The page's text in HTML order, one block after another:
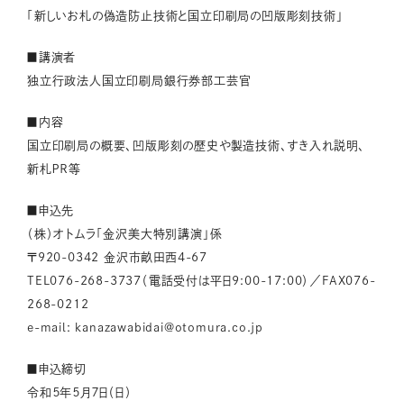
「新しいお札の偽造防止技術と国立印刷局の凹版彫刻技術」
■講演者
独立行政法人国立印刷局銀行券部工芸官
■内容
国立印刷局の概要、凹版彫刻の歴史や製造技術、すき入れ説明、
新札ＰＲ等
■申込先
（株）オトムラ「金沢美大特別講演」係
〒920-0342 金沢市畝田西4-67
TEL076-268-3737（電話受付は平日9:00-17:00）／FAX076-
268-0212
e-mail: kanazawabidai@otomura.co.jp
■申込締切
令和５年５月７日（日）